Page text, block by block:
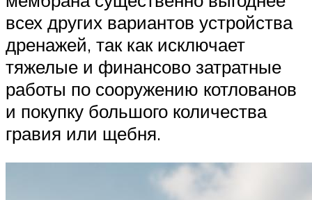
всех других вариантов устройства
дренажей, так как исключает
тяжелые и финансово затратные
работы по сооружению котлованов
и покупку большого количества
гравия или щебня.